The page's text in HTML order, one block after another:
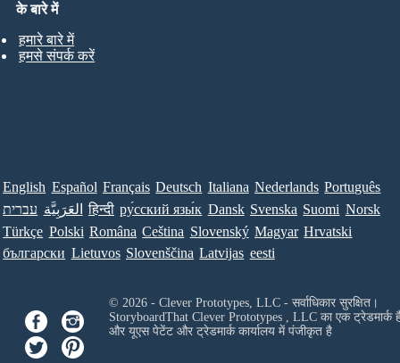
के बारे में
हमारे बारे में
हमसे संपर्क करें
English Español Français Deutsch Italiana Nederlands Português
עברית العَرَبِيَّة हिन्दी ру́сский язы́к Dansk Svenska Suomi Norsk
Türkçe Polski Româna Ceština Slovenský Magyar Hrvatski
български Lietuvos Slovenščina Latvijas eesti
© 2026 - Clever Prototypes, LLC - सर्वाधिकार सुरक्षित।
StoryboardThat Clever Prototypes , LLCका एक ट्रेडमार्क
और यूएस पेटेंट और ट्रेडमार्क कार्यालय में पंजीकृत है